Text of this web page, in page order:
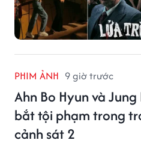
PHIM ẢNH 9 giờ trước
Ahn Bo Hyun và
bắt tội phạm trong
cảnh sát 2